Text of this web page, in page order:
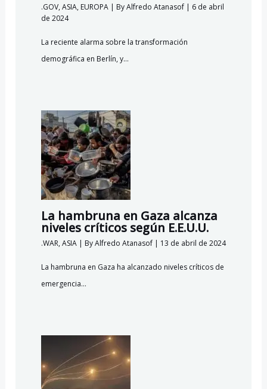
.GOV,ASIA, EUROPA| ByAlfredo Atanasof | 6 de abril
de 2024
La reciente alarma sobre la transformación
demográfica en Berlín, y…
La hambruna en Gaza alcanza
niveles críticos según E.E.U.U.
.WAR,ASIA| ByAlfredo Atanasof | 13 de abril de 2024
La hambruna en Gaza ha alcanzado niveles críticos de
emergencia…